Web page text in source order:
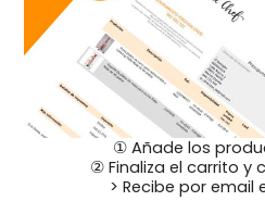
① Añade los
② Finaliza el carrito y
> Recibe por email